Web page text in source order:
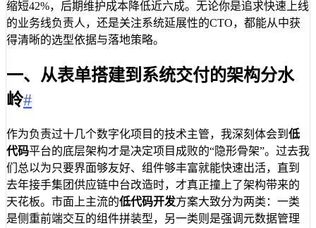
缩短42%，后期维护成本降低近六成。无论你是追求快速上线
的业务线负责人，还是关注系统延展性的CTO，都能从中获
得清晰的选型依据与落地策略。
一、从表单搭建到系统交付的架构分水
岭#
作为负责过十几个数字化项目的技术主管，我深刻体会到 低
代码平台的底层架构才是决定项目成败的“隐形骨架”。过去我
们总以为只要界面够友好、组件够丰富就能快速出活，直到
去年接手集团供应链中台改造时，才真正撞上了架构带来的
天花板。市面上主流的低代码开发方案大致分为两类：一类
是侧重前端交互的组件拼装型，另一类则是强调元数据管理